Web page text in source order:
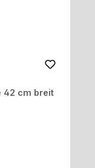
42 cm breit